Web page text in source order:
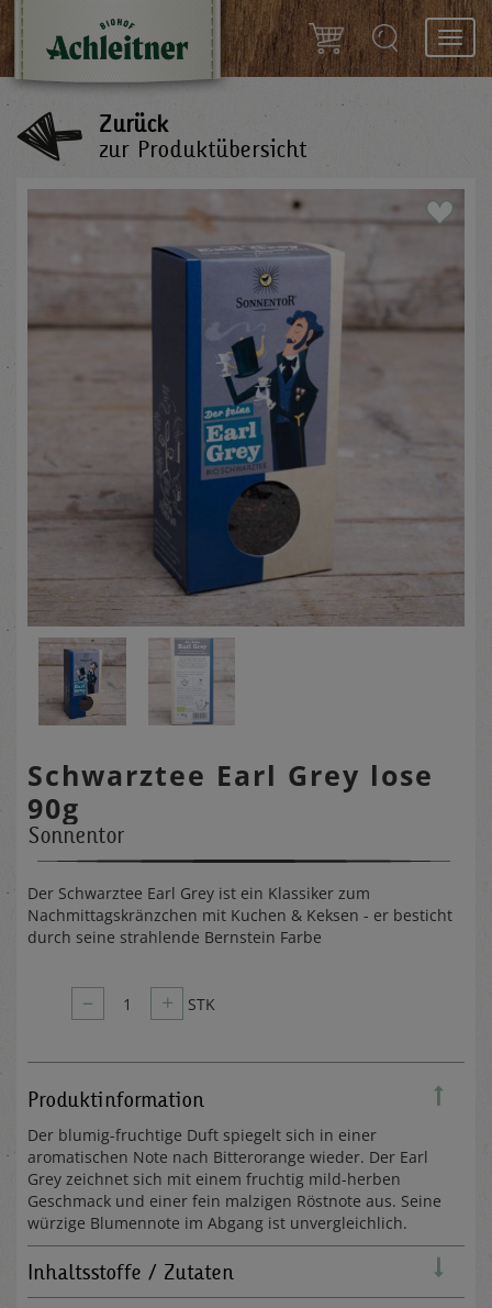
Zurück
zur Produktübersicht
Schwarztee Earl Grey lose
90g
Sonnentor
Der Schwarztee Earl Grey ist ein Klassiker zum
Nachmittagskränzchen mit Kuchen & Keksen - er besticht
durch seine strahlende Bernstein Farbe
– 1 + STK
Produktinformation
Der blumig-fruchtige Duft spiegelt sich in einer
aromatischen Note nach Bitterorange wieder. Der Earl
Grey zeichnet sich mit einem fruchtig mild-herben
Geschmack und einer fein malzigen Röstnote aus. Seine
würzige Blumennote im Abgang ist unvergleichlich.
Inhaltsstoffe / Zutaten